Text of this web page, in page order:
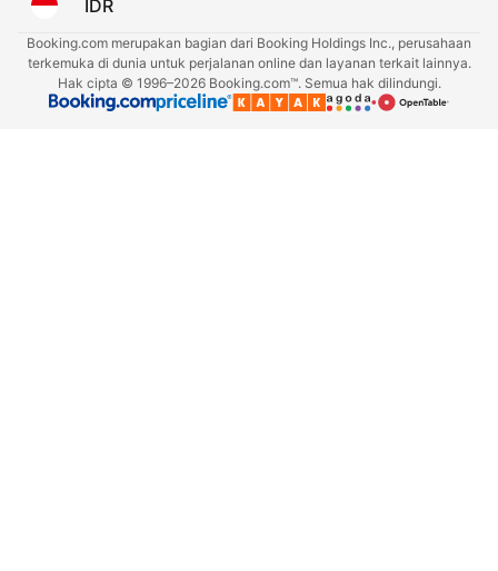
IDR
Booking.com merupakan bagian dari Booking Holdings Inc., perusahaan
terkemuka di dunia untuk perjalanan online dan layanan terkait lainnya.
Hak cipta © 1996–2026 Booking.com™. Semua hak dilindungi.